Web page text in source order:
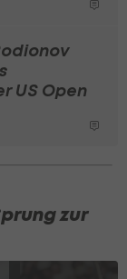
US Open
zur